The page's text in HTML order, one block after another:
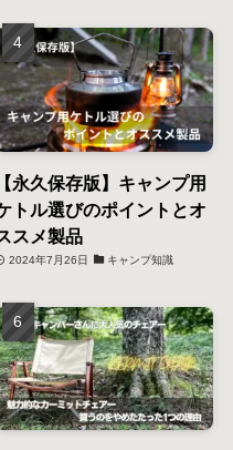
【永久保存版】キャンプ用
トル選びのポイントとオ
スメ製品
2024年7月26日 キャンプ知識